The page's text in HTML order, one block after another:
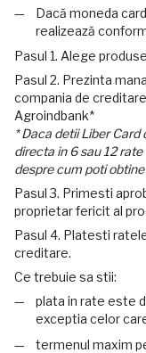
Dacă moneda
realizează
Pasul 1. Alege
Pasul 2. Prezinta
compania de
Agroindbank*
* Daca detii Liber
directa in 6 sau 12
despre cum poti
Pasul 3. Primesti
proprietar fericit al
Pasul 4. Platesti
creditare.
Ce trebuie sa stii:
plata in rate este
exceptia celor
termenul maxim